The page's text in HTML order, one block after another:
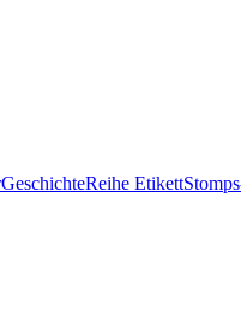
GeschichteReihe Etikett